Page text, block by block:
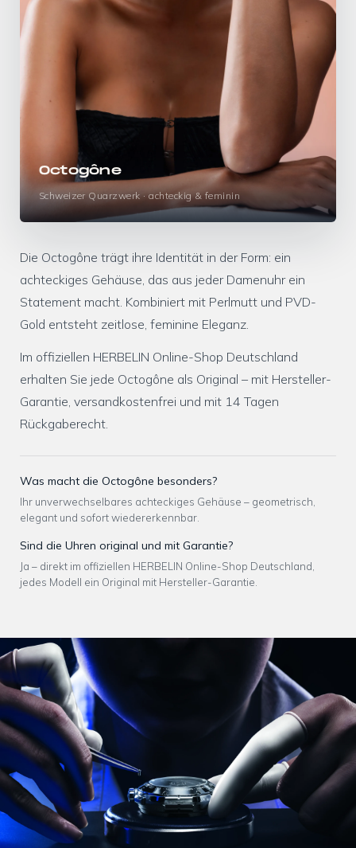
Die Octogône trägt ihre Identität in der Form: ein
achteckiges Gehäuse, das aus jeder Damenuhr ein
Statement macht. Kombiniert mit Perlmutt und PVD-
Gold entsteht zeitlose, feminine Eleganz.
Im offiziellen HERBELIN Online-Shop Deutschland
erhalten Sie jede Octogône als Original – mit Hersteller-
Garantie, versandkostenfrei und mit 14 Tagen
Rückgaberecht.
Was macht die Octogône besonders?
Ihr unverwechselbares achteckiges Gehäuse – geometrisch,
elegant und sofort wiedererkennbar.
Sind die Uhren original und mit Garantie?
Ja – direkt im offiziellen HERBELIN Online-Shop Deutschland,
jedes Modell ein Original mit Hersteller-Garantie.
Octogône
Schweizer Quarzwerk · achteckig & feminin